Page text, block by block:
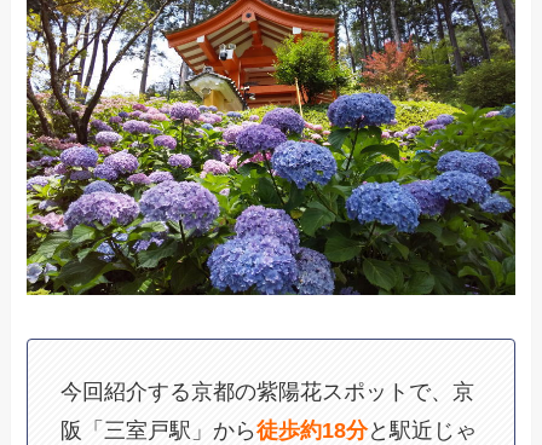
今回紹介する京都の紫陽花スポットで、京
阪「三室戸駅」から徒歩約18分と駅近じゃ